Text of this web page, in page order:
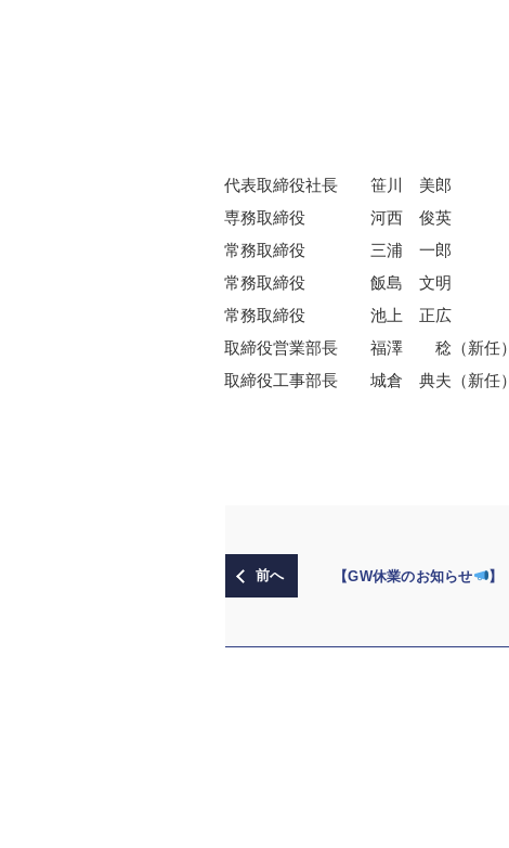
代表取締役社長 笹川 美郎
専務取締役 河西 俊英
常務取締役 三浦 一郎
常務取締役 飯島 文明
常務取締役 池上 正広
取締役営業部長 福澤 稔（新任）
取締役工事部長 城倉 典夫（新任）
【GW休業のお知らせ 】